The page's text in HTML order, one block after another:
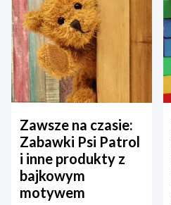
Zawsze na czasie:
Zabawki Psi Patrol
i inne produkty z
bajkowym
motywem